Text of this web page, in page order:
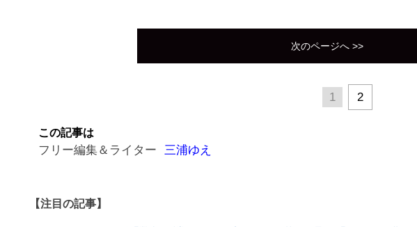
次のページへ >>
1 2
この記事は
フリー編集＆ライター 三浦ゆえ
【注目の記事】